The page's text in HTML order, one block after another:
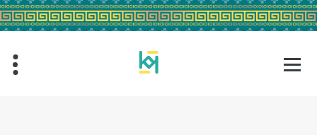
Saltar
al